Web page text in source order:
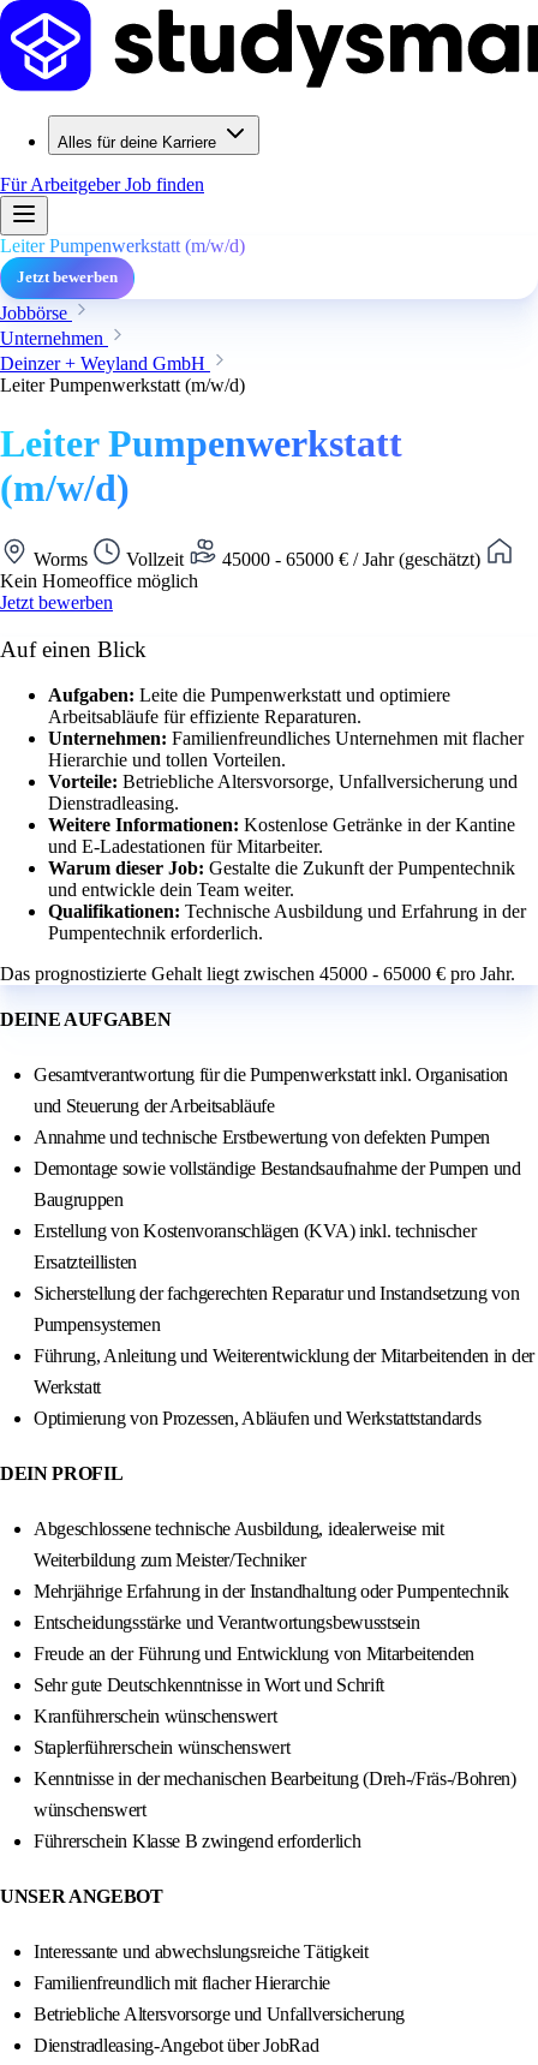
Alles für deine Karriere
Für ArbeitgeberJob finden
Leiter Pumpenwerkstatt (m/w/d)
Jetzt bewerben
Jobbörse
Unternehmen
Deinzer + Weyland GmbH
Leiter Pumpenwerkstatt (m/w/d)
Leiter Pumpenwerkstatt
(m/w/d)
Worms Vollzeit
45000 - 65000 € / Jahr (geschätzt)
Kein Homeoffice möglich
Jetzt bewerben
Auf einen Blick
Aufgaben: Leite die Pumpenwerkstatt und optimiere
Arbeitsabläufe für effiziente Reparaturen.
Unternehmen: Familienfreundliches Unternehmen mit flacher
Hierarchie und tollen Vorteilen.
Vorteile: Betriebliche Altersvorsorge, Unfallversicherung und
Dienstradleasing.
Weitere Informationen: Kostenlose Getränke in der Kantine
und E-Ladestationen für Mitarbeiter.
Warum dieser Job: Gestalte die Zukunft der Pumpentechnik
und entwickle dein Team weiter.
Qualifikationen: Technische Ausbildung und Erfahrung in der
Pumpentechnik erforderlich.
Das prognostizierte Gehalt liegt zwischen 45000 - 65000 € pro Jahr.
DEINE AUFGABEN
Gesamtverantwortung für die Pumpenwerkstatt inkl. Organisation
und Steuerung der Arbeitsabläufe
Annahme und technische Erstbewertung von defekten Pumpen
Demontage sowie vollständige Bestandsaufnahme der Pumpen und
Baugruppen
Erstellung von Kostenvoranschlägen (KVA) inkl. technischer
Ersatzteillisten
Sicherstellung der fachgerechten Reparatur und Instandsetzung von
Pumpensystemen
Führung, Anleitung und Weiterentwicklung der Mitarbeitenden in der
Werkstatt
Optimierung von Prozessen, Abläufen und Werkstattstandards
DEIN PROFIL
Abgeschlossene technische Ausbildung, idealerweise mit
Weiterbildung zum Meister/Techniker
Mehrjährige Erfahrung in der Instandhaltung oder Pumpentechnik
Entscheidungsstärke und Verantwortungsbewusstsein
Freude an der Führung und Entwicklung von Mitarbeitenden
Sehr gute Deutschkenntnisse in Wort und Schrift
Kranführerschein wünschenswert
Staplerführerschein wünschenswert
Kenntnisse in der mechanischen Bearbeitung (Dreh-/Fräs-/Bohren)
wünschenswert
Führerschein Klasse B zwingend erforderlich
UNSER ANGEBOT
Interessante und abwechslungsreiche Tätigkeit
Familienfreundlich mit flacher Hierarchie
Betriebliche Altersvorsorge und Unfallversicherung
Dienstradleasing-Angebot über JobRad